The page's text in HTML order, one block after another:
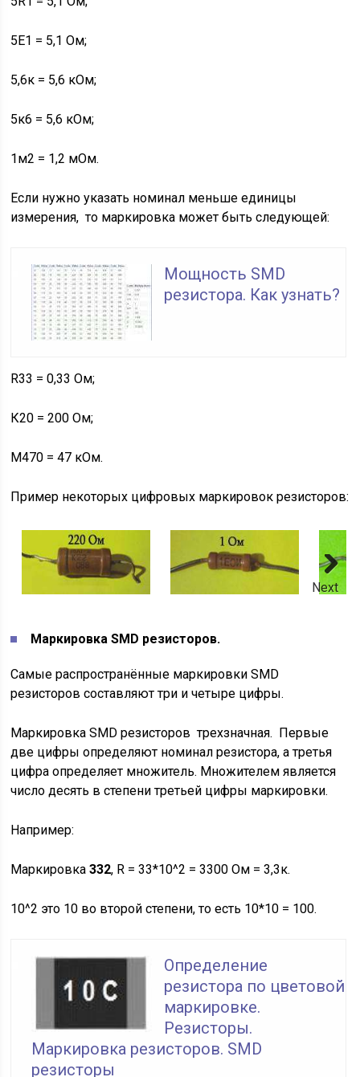
5E1 = 5,1 Ом;
5,6к = 5,6 кОм;
5к6 = 5,6 кОм;
1м2 = 1,2 мОм.
Если нужно указать номинал меньше единицы
измерения, то маркировка может быть следующей:
Мощность SMD
резистора. Как узнать?
R33 = 0,33 Ом;
К20 = 200 Ом;
М470 = 47 кОм.
Пример некоторых цифровых маркировок резисторов:
Next
МаркировкаSMD резисторов.
Самые распространённые маркировки SMD
резисторов составляют три и четыре цифры.
Маркировка SMD резисторов трехзначная. Первые
две цифры определяют номинал резистора, а третья
цифра определяет множитель. Множителем является
число десять в степени третьей цифры маркировки.
Например:
Маркировка332, R = 33*10^2 = 3300 Ом = 3,3к.
10^2 это 10 во второй степени, то есть 10*10 = 100.
Определение
резистора по цветовой
маркировке.
Резисторы.
Маркировка резисторов. SMD
резисторы